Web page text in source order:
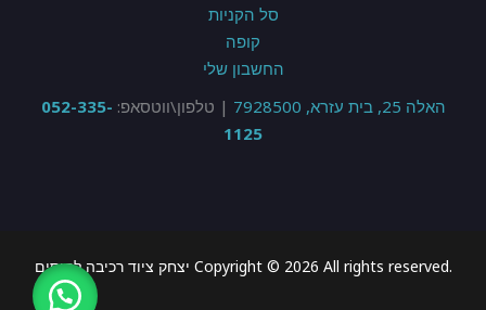
סל הקניות
קופה
החשבון שלי
האלה 25, בית עזרא, 7928500
| טלפון\ווטסאפ: 052-335-
1125
.Copyright © 2026 All rights reserved יצחק ציוד רכיבה לסוסים